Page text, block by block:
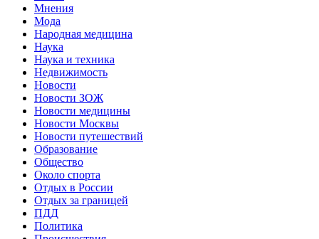
Мнения
Мода
Народная медицина
Наука
Наука и техника
Недвижимость
Новости
Новости ЗОЖ
Новости медицины
Новости Москвы
Новости путешествий
Образование
Общество
Около спорта
Отдых в России
Отдых за границей
ПДД
Политика